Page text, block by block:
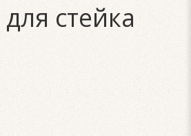
стейка